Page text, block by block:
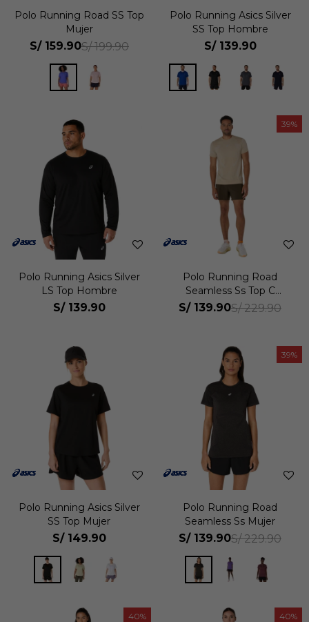
Polo Running Road SS Top
Mujer
S/ 159.90S/ 199.90
Polo Running Asics Silver
SS Top Hombre
S/ 139.90
Polo Running Asics Silver
LS Top Hombre
S/ 139.90
39
Polo Running Road
Seamless Ss Top C
Hombre
S/ 139.90S/ 229.90
Polo Running Asics Silver
SS Top Mujer
S/ 149.90
39
Polo Running Road
Seamless Ss Mujer
S/ 139.90S/ 229.90
40 40